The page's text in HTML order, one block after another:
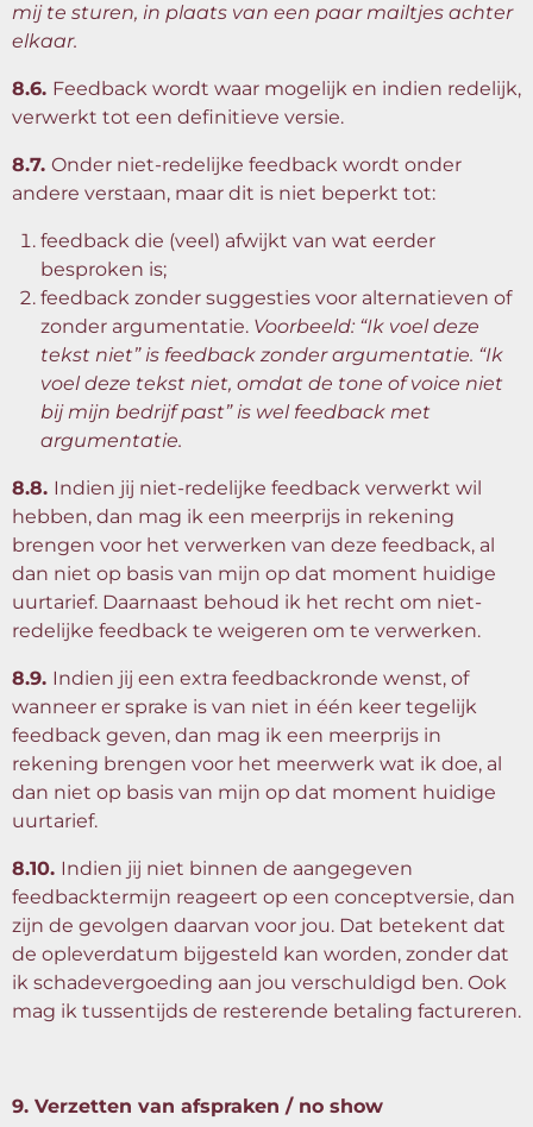
mij te sturen, in plaats van een paar mailtjes achter
elkaar.
8.6. Feedback wordt waar mogelijk en indien redelijk,
verwerkt tot een definitieve versie.
8.7. Onder niet-redelijke feedback wordt onder
andere verstaan, maar dit is niet beperkt tot:
feedback die (veel) afwijkt van wat eerder
besproken is;
feedback zonder suggesties voor alternatieven of
zonder argumentatie. Voorbeeld: “Ik voel deze
tekst niet” is feedback zonder argumentatie. “Ik
voel deze tekst niet, omdat de tone of voice niet
bij mijn bedrijf past” is wel feedback met
argumentatie.
8.8. Indien jij niet-redelijke feedback verwerkt wil
hebben, dan mag ik een meerprijs in rekening
brengen voor het verwerken van deze feedback, al
dan niet op basis van mijn op dat moment huidige
uurtarief. Daarnaast behoud ik het recht om niet-
redelijke feedback te weigeren om te verwerken.
8.9. Indien jij een extra feedbackronde wenst, of
wanneer er sprake is van niet in één keer tegelijk
feedback geven, dan mag ik een meerprijs in
rekening brengen voor het meerwerk wat ik doe, al
dan niet op basis van mijn op dat moment huidige
uurtarief.
8.10. Indien jij niet binnen de aangegeven
feedbacktermijn reageert op een conceptversie, dan
zijn de gevolgen daarvan voor jou. Dat betekent dat
de opleverdatum bijgesteld kan worden, zonder dat
ik schadevergoeding aan jou verschuldigd ben. Ook
mag ik tussentijds de resterende betaling factureren.
9. Verzetten van afspraken / no show